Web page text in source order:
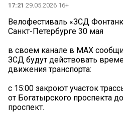
17:21 29.05.2026 16+
Велофестиваль «ЗСД
Санкт-Петербурге 30 мая
в своем канале в MAX
ЗСД будут действовать
движения транспорта:
с 15:00 закроют участок
от Богатырского проспекта
проспект.